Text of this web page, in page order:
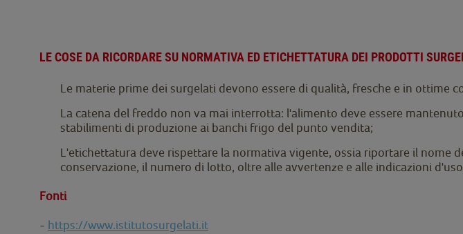
LE COSE DA RICORDARE SU NORMATIVA ED ETICHETTATURA DEI PRODOTTI
Le materie prime dei surgelati devono essere di qualità, fresche e in ottime
La catena del freddo non va mai interrotta: l'alimento deve essere
stabilimenti di produzione ai banchi frigo del punto vendita;
L'etichettatura deve rispettare la normativa vigente, ossia riportare il
conservazione, il numero di lotto, oltre alle avvertenze e alle indicazioni
Fonti
- https://www.istitutosurgelati.it